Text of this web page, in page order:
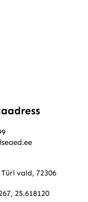
vald, 72306
25.618120